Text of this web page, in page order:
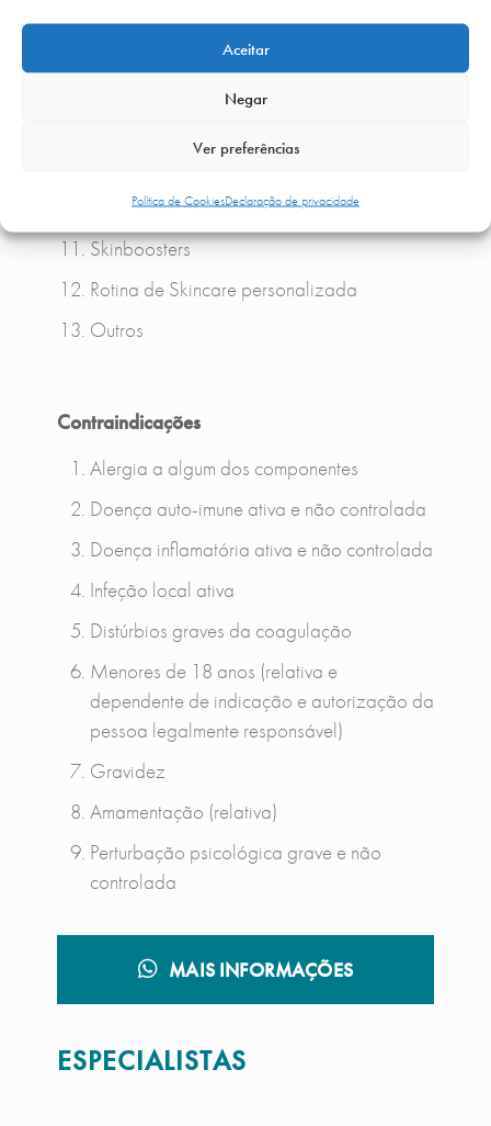
Aceitar
Negar
Ver preferências
Política de CookiesDeclaração de privacidade
Profhilo
Skinboosters
Rotina de Skincare personalizada
Outros
Contraindicações
Alergia a algum dos componentes
Doença auto-imune ativa e não controlada
Doença inflamatória ativa e não controlada
Infeção local ativa
Distúrbios graves da coagulação
Menores de 18 anos (relativa e
dependente de indicação e autorização da
pessoa legalmente responsável)
Gravidez
Amamentação (relativa)
Perturbação psicológica grave e não
controlada
MAIS INFORMAÇÕES
ESPECIALISTAS